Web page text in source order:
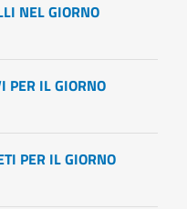
NEL GIORNO
PER IL GIORNO
PER IL GIORNO